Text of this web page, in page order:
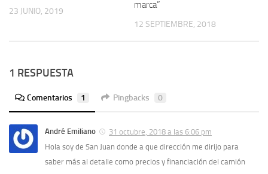
23 JUNIO, 2019
marca”
12 SEPTIEMBRE, 2018
1 RESPUESTA
Comentarios 1 Pingbacks 0
André Emiliano
31 octubre, 2018 a las 6:06 pm
Hola soy de San Juan donde a que dirección me dirijo para
saber más al detalle como precios y financiación del camión